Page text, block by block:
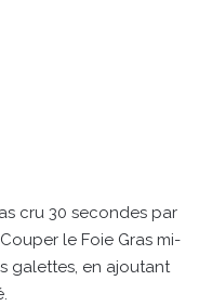
cru 30 secondes par
le Foie Gras mi-
galettes, en ajoutant